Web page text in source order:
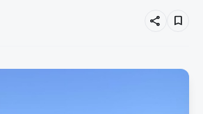
share bookmark